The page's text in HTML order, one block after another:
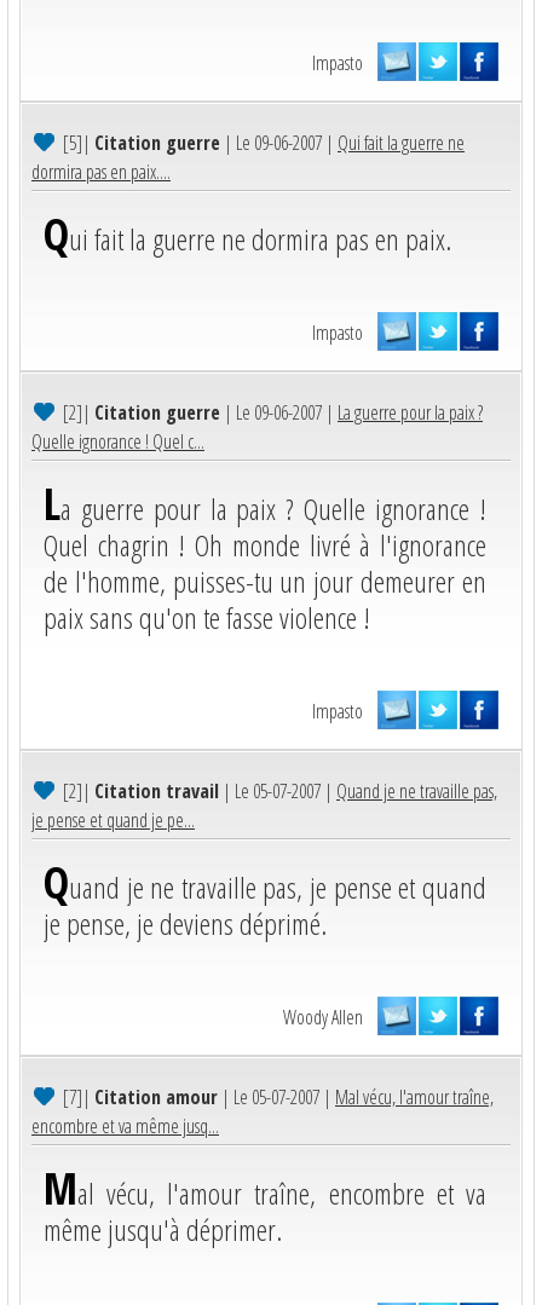
Impasto
[5]| Citation guerre | Le 09-06-2007 | Qui fait la guerre ne
dormira pas en paix....
Qui fait la guerre ne dormira pas en paix.
Impasto
[2]| Citation guerre | Le 09-06-2007 | La guerre pour la paix ?
Quelle ignorance ! Quel c...
La guerre pour la paix ? Quelle ignorance !
Quel chagrin ! Oh monde livré à l'ignorance
de l'homme, puisses-tu un jour demeurer en
paix sans qu'on te fasse violence !
Impasto
[2]| Citation travail | Le 05-07-2007 | Quand je ne travaille pas,
je pense et quand je pe...
Quand je ne travaille pas, je pense et quand
je pense, je deviens déprimé.
Woody Allen
[7]| Citation amour | Le 05-07-2007 | Mal vécu, l'amour traîne,
encombre et va même jusq...
Mal vécu, l'amour traîne, encombre et va
même jusqu'à déprimer.